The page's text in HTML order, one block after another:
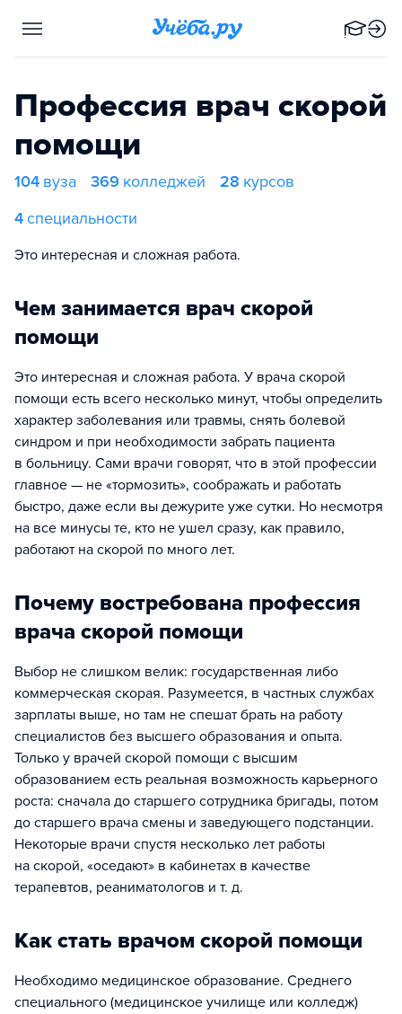
Профессия врач скорой
помощи
104 вуза 369 колледжей 28 курсов
4специальности
Это интересная и сложная работа.
Чем занимается врач скорой
помощи
Это интересная и сложная работа. У врача скорой
помощи есть всего несколько минут, чтобы определить
характер заболевания или травмы, снять болевой
синдром и при необходимости забрать пациента
в больницу. Сами врачи говорят, что в этой профессии
главное — не «тормозить», соображать и работать
быстро, даже если вы дежурите уже сутки. Но несмотря
на все минусы те, кто не ушел сразу, как правило,
работают на скорой по много лет.
Почему востребована профессия
врача скорой помощи
Выбор не слишком велик: государственная либо
коммерческая скорая. Разумеется, в частных службах
зарплаты выше, но там не спешат брать на работу
специалистов без высшего образования и опыта.
Только у врачей скорой помощи с высшим
образованием есть реальная возможность карьерного
роста: сначала до старшего сотрудника бригады, потом
до старшего врача смены и заведующего подстанции.
Некоторые врачи спустя несколько лет работы
на скорой, «оседают» в кабинетах в качестве
терапевтов, реаниматологов и т. д.
Как стать врачом скорой помощи
Необходимо медицинское образование. Среднего
специального (медицинское училище или колледж)